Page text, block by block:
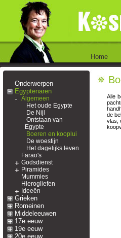
Home
Onderwerpen
Egyptenaren
Algemeen
Het oude Egypte
De Nijl
Ontstaan van
Egypte
Boeren en kooplui
De woestijn
Het dagelijks leven
Farao's
Godsdienst
Piramides
Mummies
Hierogliefen
Ideeën
Grieken
Romeinen
Middeleeuwen
17e eeuw
19e eeuw
20e eeuw
Alle
de
vlas,